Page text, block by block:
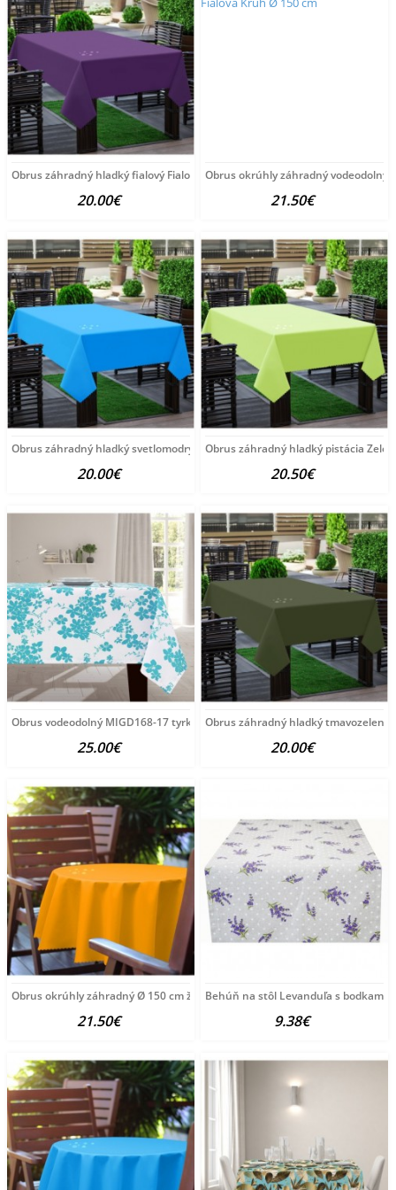
Obrus záhradný hladký fialový Fialová 120x160 cm
20.00€
Obrus okrúhly záhradný vodeodolný
21.50€
Obrus záhradný hladký svetlomodrý Modrá 120x160 cm
20.00€
Obrus záhradný hladký pistácia
20.50€
Obrus vodeodolný MIGD168-17 tyrkysový Tyrkysová 140x240
25.00€
Obrus záhradný hladký tmavozelený
20.00€
Obrus okrúhly záhradný Ø 150 cm žltý Žltá Ø 150
21.50€
Behúň na stôl Levanduľa s bodkami
9.38€